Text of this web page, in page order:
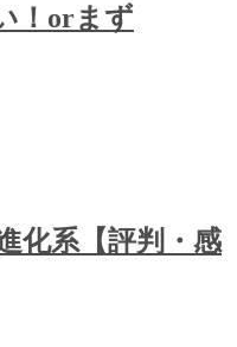
！orまず
化系【評判・感